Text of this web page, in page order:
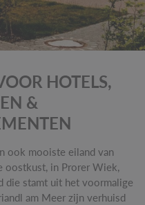
HOTELS,
&
ook mooiste eiland van
oostkust, in Prorer Wiek,
die stamt uit het voormalige
am Meer zijn verhuisd